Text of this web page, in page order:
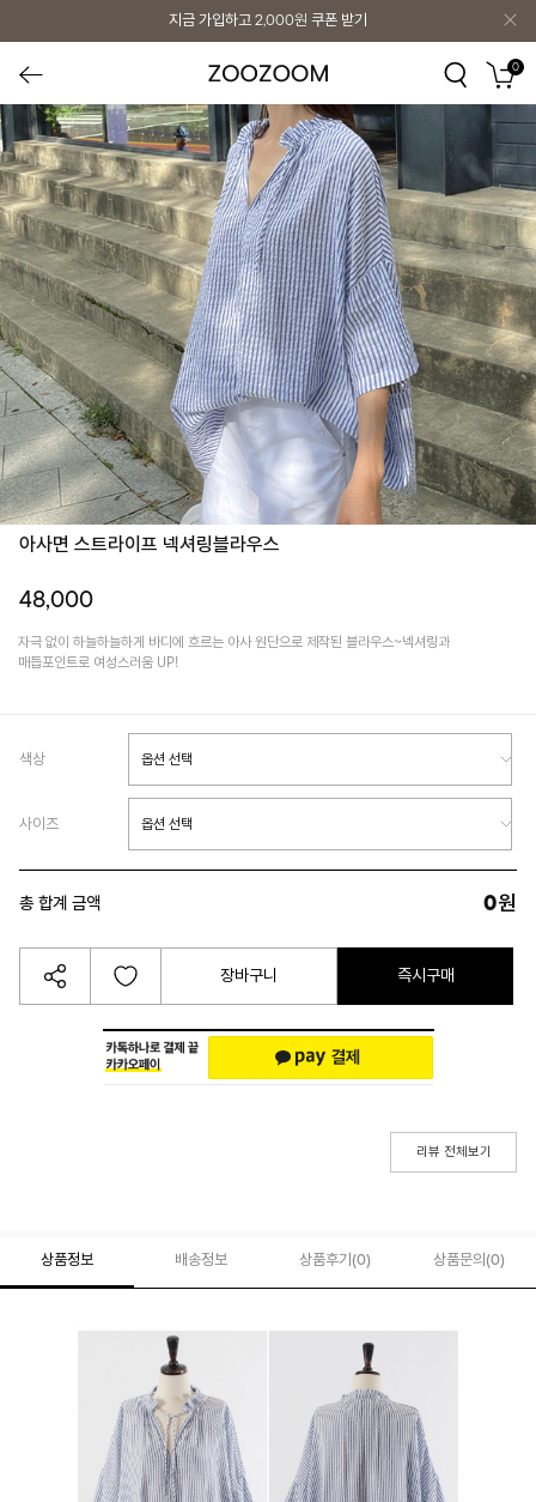
지금 가입하고 2,000원 쿠폰 받기
0
아사면 스트라이프 넥셔링블라우스
48,000
자극 없이 하늘하늘하게 바디에 흐르는 아사 원단으로 제작된 블라우스~넥셔링과
매듭포인트로 여성스러움 UP!
색상
사이즈
총 합계 금액 0원
장바구니 즉시구매
리뷰 전체보기
상품정보 배송정보 상품후기(0) 상품문의 (0)